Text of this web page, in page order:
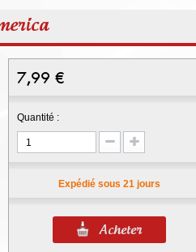
7,99 €
Quantité :
Expédié sous 21 jours